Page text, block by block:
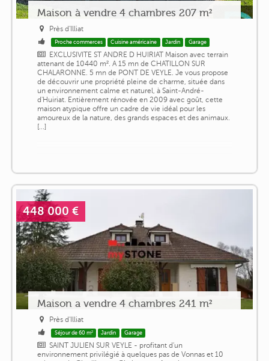
Maison à vendre 4 chambres 207 m²
Près d'Illiat
Proche commerces Cuisine américaine Jardin Garage
EXCLUSIVITE ST ANDRE D HUIRIAT Maison avec terrain
attenant de 10440 m². A 15 mn de CHATILLON SUR
CHALARONNE. 5 mn de PONT DE VEYLE. Je vous propose
de découvrir une propriété pleine de charme, située dans
un environnement calme et naturel, à Saint-André-
d'Huiriat. Entièrement rénovée en 2009 avec goût, cette
maison atypique offre un cadre de vie idéal pour les
amoureux de la nature, des grands espaces et des animaux.
[...]
448 000 €
Maison a vendre 4 chambres 241 m²
Près d'Illiat
Séjour de 60 m² Jardin Garage
SAINT JULIEN SUR VEYLE - profitant d'un
environnement privilégié à quelques pas de Vonnas et 10